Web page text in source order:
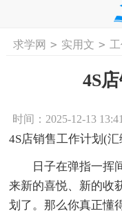
首页 工作计划
求学网 > 实用文 >
4S
时间：2025-12-13
4S店销售工作计划(汇
日子在弹指一挥间
来新的喜悦、新的收
划了。那么你真正懂